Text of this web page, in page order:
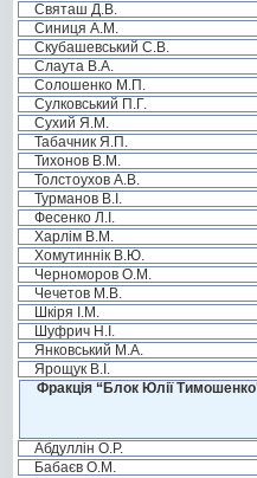
Святаш Д.В.
Синиця А.М.
Скубашевський С.В.
Слаута В.А.
Солошенко М.П.
Сулковський П.Г.
Сухий Я.М.
Табачник Я.П.
Тихонов В.М.
Толстоухов А.В.
Турманов В.І.
Фесенко Л.І.
Харлім В.М.
Хомутиннік В.Ю.
Черноморов О.М.
Чечетов М.В.
Шкіря І.М.
Шуфрич Н.І.
Янковський М.А.
Ярощук В.І.
Фракція “Блок Юлії
Абдуллін О.Р.
Бабаєв О.М.